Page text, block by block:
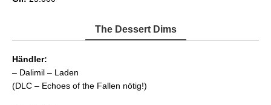
The Dessert Dims
Händler:
– Dalimil – Laden
(DLC – Echoes of the Fallen nötig!)